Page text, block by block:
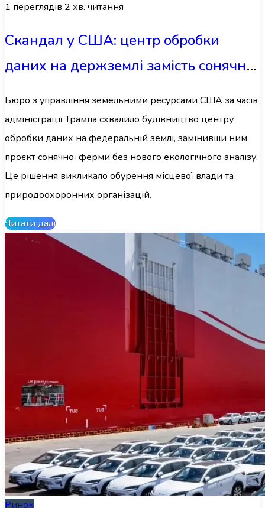
1 переглядів 2 хв. читання
Скандал у США: центр обробки
даних на держземлі замість сонячної
Бюро з управління земельними ресурсами США за часів
адміністрації Трампа схвалило будівництво центру
обробки даних на федеральній землі, замінивши ним
проєкт сонячної ферми без нового екологічного аналізу.
Це рішення викликало обурення місцевої влади та
природоохоронних організацій.
Читати далі
Ринок